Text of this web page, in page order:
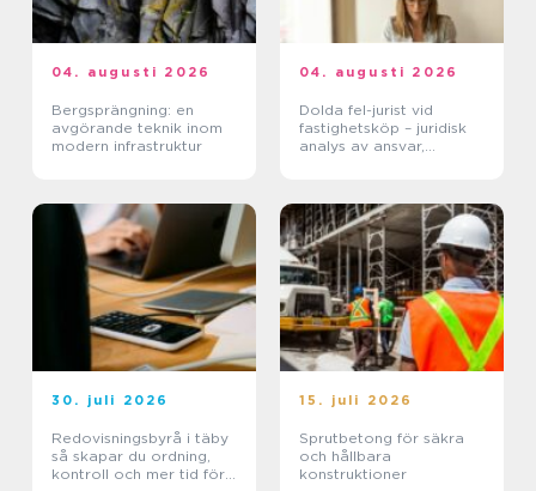
04. augusti 2026
Bergsprängning: en
avgörande teknik inom
modern infrastruktur
04. augusti 2026
Dolda fel-jurist vid
fastighetsköp – juridisk
analys av ansvar,
30. juli 2026
Redovisningsbyrå i täby
så skapar du ordning,
kontroll och mer tid för
15. juli 2026
Sprutbetong för säkra
och hållbara
konstruktioner